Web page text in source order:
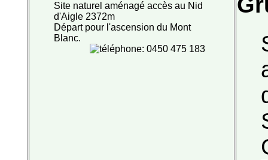
Site naturel aménagé accès au Nid
d'Aigle 2372m
Départ pour l'ascension du Mont
Blanc.
: 0450 475 183